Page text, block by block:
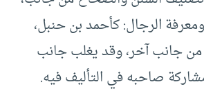
الرجال: كأحمد بن حنبل،
من جانب آخر، وقد يغلب جانب
صاحبه في التأليف فيه.